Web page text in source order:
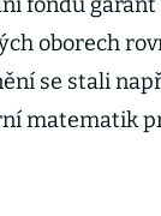
oborech
se stali
matematik